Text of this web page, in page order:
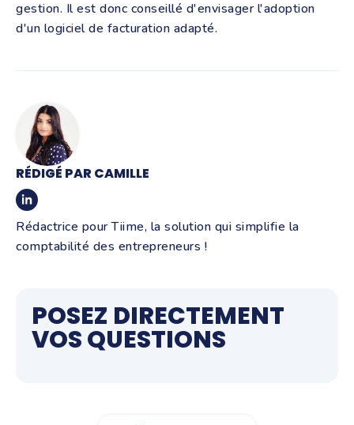
gestion. Il est donc conseillé d'envisager l'adoption
d'un logiciel de facturation adapté.
RÉDIGÉ PAR CAMILLE
Rédactrice pour Tiime, la solution qui simplifie la
comptabilité des entrepreneurs !
POSEZ DIRECTEMENT
VOS QUESTIONS